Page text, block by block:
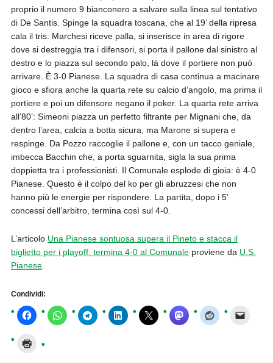
proprio il numero 9 bianconero a salvare sulla linea sul tentativo
di De Santis. Spinge la squadra toscana, che al 19’ della ripresa
cala il tris: Marchesi riceve palla, si inserisce in area di rigore
dove si destreggia tra i difensori, si porta il pallone dal sinistro al
destro e lo piazza sul secondo palo, là dove il portiere non può
arrivare. È 3-0 Pianese. La squadra di casa continua a macinare
gioco e sfiora anche la quarta rete su calcio d’angolo, ma prima il
portiere e poi un difensore negano il poker. La quarta rete arriva
all’80’: Simeoni piazza un perfetto filtrante per Mignani che, da
dentro l’area, calcia a botta sicura, ma Marone si supera e
respinge. Da Pozzo raccoglie il pallone e, con un tacco geniale,
imbecca Bacchin che, a porta sguarnita, sigla la sua prima
doppietta tra i professionisti. Il Comunale esplode di gioia: è 4-0
Pianese. Questo è il colpo del ko per gli abruzzesi che non
hanno più le energie per rispondere. La partita, dopo i 5’
concessi dell’arbitro, termina così sul 4-0.
L’articolo Una Pianese sontuosa supera il Pineto e stacca il
biglietto per i playoff: termina 4-0 al Comunaleproviene da U.S.
Pianese.
Condividi: